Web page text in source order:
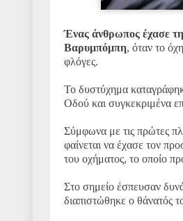
Ένας άνθρωπος έχασε
Βαρυμπόμπη, όταν το
φλόγες.
Το δυστύχημα
Οδού και συγκεκριμένα
Σύμφωνα με τις πρώτες
φαίνεται να έχασε τον
του οχήματος, το οποίο
Στο σημείο έσπευσαν
διαπιστώθηκε ο θάνατός